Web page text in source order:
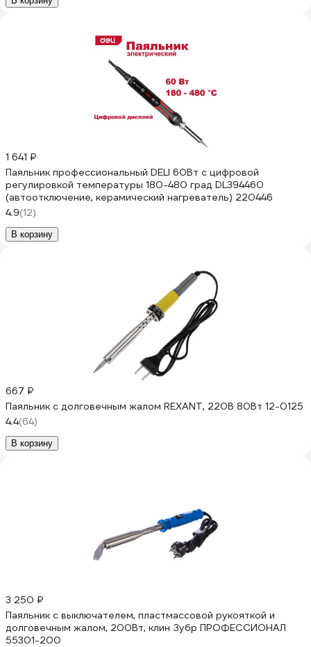
1 641 ₽
Паяльник профессиональный DELI 60Вт с цифровой
регулировкой температуры 180-480 град DL394460
(автоотключение, керамический нагреватель) 220446
4.9(12)
В корзину
667 ₽
Паяльник с долговечным жалом REXANT, 220В 80Вт 12-0125
4.4(64)
В корзину
3 250 ₽
Паяльник с выключателем, пластмассовой рукояткой и
долговечным жалом, 200Вт, клин Зубр ПРОФЕССИОНАЛ
55301-200